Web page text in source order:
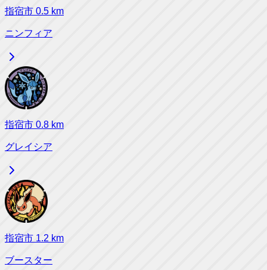
指宿市 0.5 km
ニンフィア
指宿市 0.8 km
グレイシア
指宿市 1.2 km
ブースター